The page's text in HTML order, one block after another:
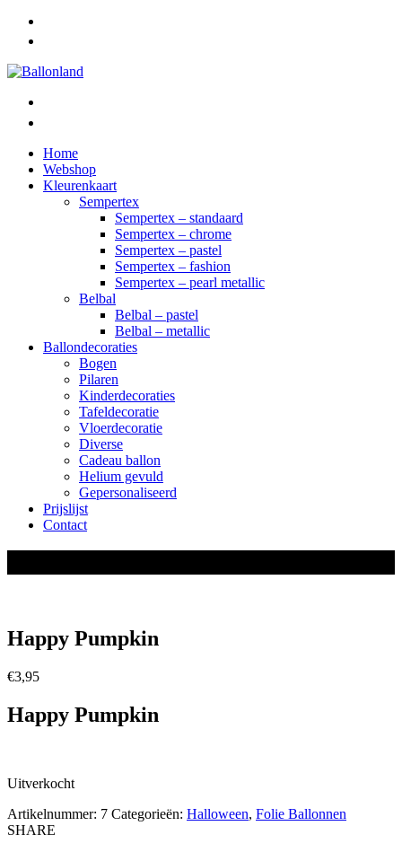
Home
Webshop
Kleurenkaart
Sempertex
Sempertex – standaard
Sempertex – chrome
Sempertex – pastel
Sempertex – fashion
Sempertex – pearl metallic
Belbal
Belbal – pastel
Belbal – metallic
Ballondecoraties
Bogen
Pilaren
Kinderdecoraties
Tafeldecoratie
Vloerdecoratie
Diverse
Cadeau ballon
Helium gevuld
Gepersonaliseerd
Prijslijst
Contact
Happy Pumpkin
€3,95
Happy Pumpkin
Uitverkocht
Artikelnummer: 7 Categorieën: Halloween, Folie Ballonnen
SHARE